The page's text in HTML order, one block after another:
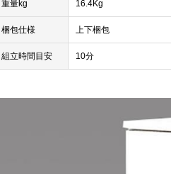
重量kg 16.4Kg
梱包仕様 上下梱包
組立時間目安 10分